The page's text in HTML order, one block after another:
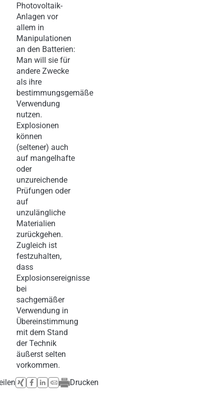
Photovoltaik-
Anlagen vor
allem in
Manipulationen
an den Batterien:
Man will sie für
andere Zwecke
als ihre
bestimmungsgemäße
Verwendung
nutzen.
Explosionen
können
(seltener) auch
auf mangelhafte
oder
unzureichende
Prüfungen oder
auf
unzulängliche
Materialien
zurückgehen.
Zugleich ist
festzuhalten,
dass
Explosionsereignisse
bei
sachgemäßer
Verwendung in
Übereinstimmung
mit dem Stand
der Technik
äußerst selten
vorkommen.
Drucken